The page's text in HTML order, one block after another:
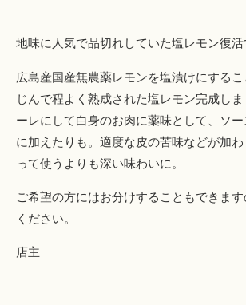
地味に人気で品切れしていた塩レモン復活
広島産国産無農薬レモンを塩漬けにする
じんで程よく熟成された塩レモン完成し
ーレにして白身のお肉に薬味として、ソ
に加えたりも。適度な皮の苦味などが加
って使うよりも深い味わいに。
ご希望の方にはお分けすることもできま
ください。
店主